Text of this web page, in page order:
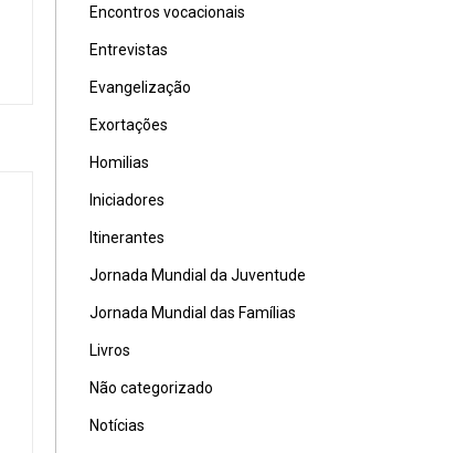
Encontros vocacionais
Entrevistas
Evangelização
Exortações
Homilias
Iniciadores
Itinerantes
Jornada Mundial da Juventude
Jornada Mundial das Famílias
Livros
Não categorizado
Notícias